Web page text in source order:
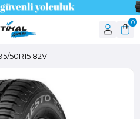
0
50R15 82V